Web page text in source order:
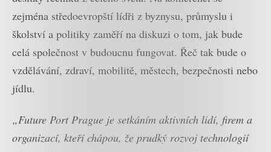
zejména středoevropští lídři z byznysu, průmyslu i
školství a politiky zaměří na diskuzi o tom, jak bude
celá společnost v budoucnu fungovat. Řeč tak bude o
vzdělávání, zdraví, mobilitě, městech, bezpečnosti nebo
jídlu.
„Future Port Prague je setkáním aktivních lidí, firem a
organizací, kteří chápou, že prudký rozvoj technologií